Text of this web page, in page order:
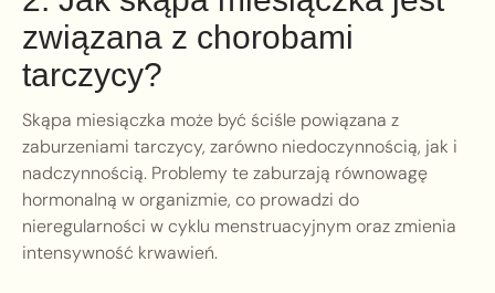
związana z chorobami
tarczycy?
Skąpa miesiączka może być ściśle powiązana z
zaburzeniami tarczycy, zarówno niedoczynnością, jak i
nadczynnością. Problemy te zaburzają równowagę
hormonalną w organizmie, co prowadzi do
nieregularności w cyklu menstruacyjnym oraz zmienia
intensywność krwawień.